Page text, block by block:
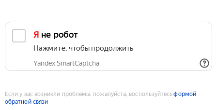
Я не робот
Нажмите, чтобы продолжить
Yandex SmartCaptcha
Если у вас возникли проблемы, пожалуйста, воспользуйтесьформой
обратной связи